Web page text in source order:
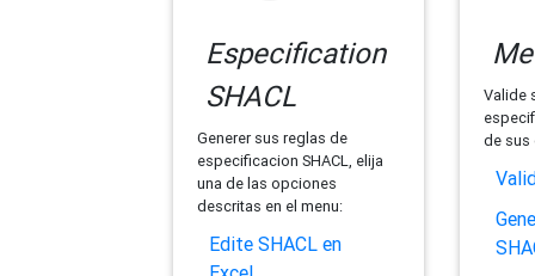
Especification
SHACL
Generer sus reglas de
especificacion SHACL, elija
una de las opciones
descritas en el menu:
Edite SHACL en
Valide
de sus